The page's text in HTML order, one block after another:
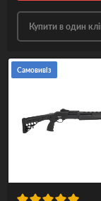
Купити в один
Самовивіз